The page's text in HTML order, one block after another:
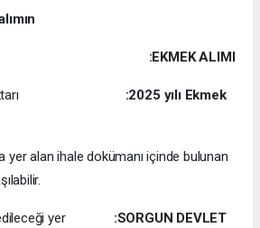
:EKMEK ALIMI
ve miktarı :2025 yılı Ekmek
yer alan ihale dokümanı içinde bulunan
edileceği yer :SORGUN DEVLET